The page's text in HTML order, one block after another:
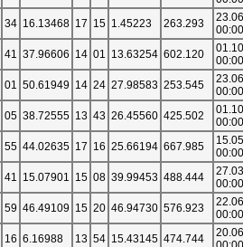
34 16.13468 17 15 1.45223 263.293
00:00
41 37.96606 14 01 13.63254 602.120
00:00
01 50.61949 14 24 27.98583 253.545
00:00
05 38.72555 13 43 26.45560 425.502
00:00
55 44.02635 17 16 25.66194 667.985
00:00
41 15.07901 15 08 39.99453 488.444
00:00
59 46.49109 15 20 46.94730 576.923
00:00
16 6.16988 13 54 15.43145 474.744